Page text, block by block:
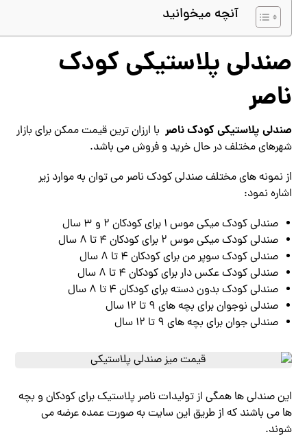
آنچه میخوانید
صندلی پلاستیکی کودک
ناصر
صندلی پلاستیکی کودک ناصر با ارزان ترین قیمت ممکن برای بازار
شهرهای مختلف در حال خرید و فروش می باشد.
از نمونه های مختلف صندلی کودک ناصر می توان به موارد زیر
اشاره نمود:
صندلی کودک میکی موس ۱ برای کودکان ۲ و ۳ سال
صندلی کودک میکی موس ۲ برای کودکان ۴ تا ۸ سال
صندلی کودک سوپر من برای کودکان ۴ تا ۸ سال
صندلی کودک عکس دار برای کودکان ۴ تا ۸ سال
صندلی کودک بدون دسته برای کودکان ۴ تا ۸ سال
صندلی نوجوان برای بچه های ۹ تا ۱۲ سال
صندلی جوان برای بچه های ۹ تا ۱۲ سال
این صندلی ها همگی از تولیدات ناصر پلاستیک برای کودکان و بچه
ها می باشند که از طریق این سایت به صورت عمده عرضه می
شوند.